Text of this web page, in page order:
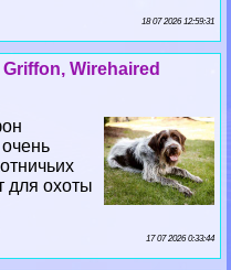
18 07 2026 12:59:31
Wirehaired
для охоты
17 07 2026 0:33:44